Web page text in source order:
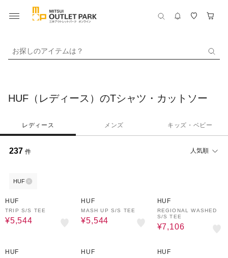
お探しのアイテムは？
HUF（レディース）のTシャツ・カットソー
レディース メンズ キッズ・ベビー
237 件 人気順
HUF
HUF
TRIP S/S TEE
¥5,544
HUF
MASH UP S/S TEE
¥5,544
HUF
REGIONAL WASHED
S/S TEE
¥7,106
HUF HUF HUF